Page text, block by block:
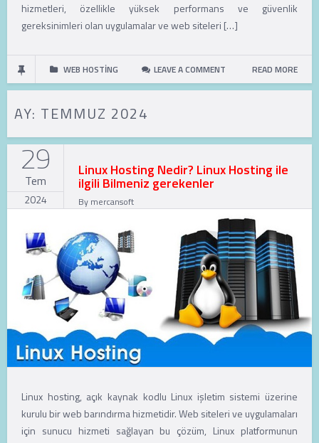
hizmetleri, özellikle yüksek performans ve güvenlik
gereksinimleri olan uygulamalar ve web siteleri […]
WEB HOSTING LEAVE A COMMENT READ MORE
AY: TEMMUZ 2024
29
Tem
2024
Linux Hosting Nedir? Linux Hosting ile
ilgili Bilmeniz gerekenler
By mercansoft
Linux hosting, açık kaynak kodlu Linux işletim sistemi üzerine
kurulu bir web barındırma hizmetidir. Web siteleri ve uygulamaları
için sunucu hizmeti sağlayan bu çözüm, Linux platformunun